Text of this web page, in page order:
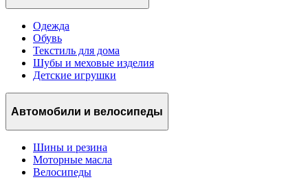
Одежда
Обувь
Текстиль для дома
Шубы и меховые изделия
Детские игрушки
Автомобили и велосипеды
Шины и резина
Моторные масла
Велосипеды